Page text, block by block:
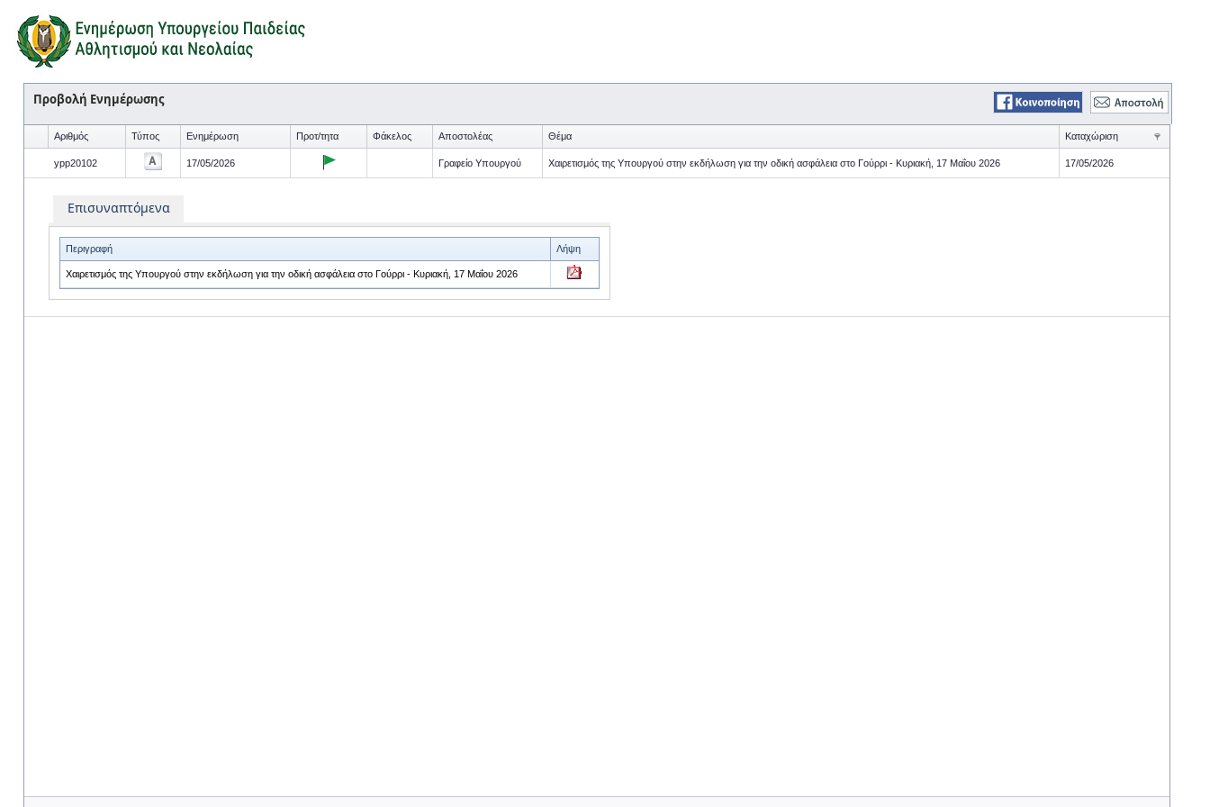
Προβολή Ενημέρωσης
Αριθμός Τύπος Ενημέρωση Προτ/τητα Φάκελος Αποστολέας Θέμα Καταχώριση
ypp20102 17/05/2026 Γραφείο Υπουργού Χαιρετισμός της Υπουργού στην εκδήλωση για την οδική ασφάλεια στο Γούρρι - Κυριακή, 17 Μαΐου 2026 17/05/2026
Επισυναπτόμενα
Περιγραφή Λήψη
Χαιρετισμός της Υπουργού στην εκδήλωση για την οδική ασφάλεια στο Γούρρι - Κυριακή, 17 Μαΐου 2026